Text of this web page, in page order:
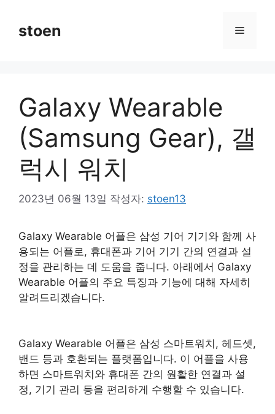
stoen 메
Galaxy Wearable
(Samsung Gear), 갤
럭시 워치
2023년 06월 13일 작성자: stoen13
Galaxy Wearable 어플은 삼성 기어 기기와 함께 사
용되는 어플로, 휴대폰과 기어 기기 간의 연결과 설
정을 관리하는 데 도움을 줍니다. 아래에서 Galaxy
Wearable 어플의 주요 특징과 기능에 대해 자세히
알려드리겠습니다.
Galaxy Wearable 어플은 삼성 스마트워치, 헤드셋,
밴드 등과 호환되는 플랫폼입니다. 이 어플을 사용
하면 스마트워치와 휴대폰 간의 원활한 연결과 설
정, 기기 관리 등을 편리하게 수행할 수 있습니다.